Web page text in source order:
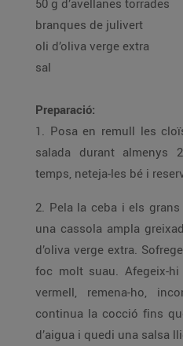
50 g d’avellanes torrades
branques de julivert
oli d’oliva verge extra
sal
Preparació:
1. Posa en remull les
salada durant almenys 2 hores. Passat aquest
temps, neteja-les bé i
2. Pela la ceba i els grans d’all, pica’ls i
una cassola ampla
d’oliva verge extra.
foc molt suau. Afegeix-hi la culleradeta de pebre
vermell, remena-ho, incorpora-
continua la cocció fins
d’aigua i quedi una